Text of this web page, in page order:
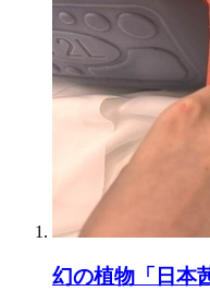
幻の植物「日本